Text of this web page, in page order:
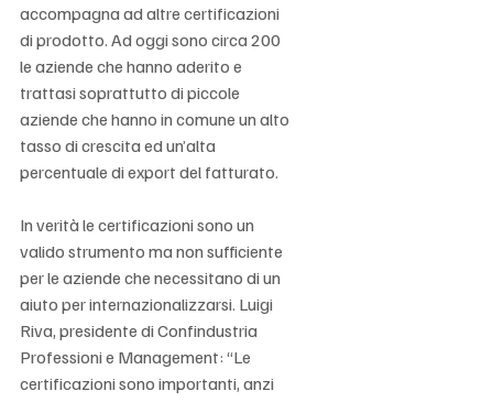
accompagna ad altre certificazioni
di prodotto. Ad oggi sono circa 200
le aziende che hanno aderito e
trattasi soprattutto di piccole
aziende che hanno in comune un alto
tasso di crescita ed un’alta
percentuale di export del fatturato.
In verità le certificazioni sono un
valido strumento ma non sufficiente
per le aziende che necessitano di un
aiuto per internazionalizzarsi. Luigi
Riva, presidente di Confindustria
Professioni e Management: “Le
certificazioni sono importanti, anzi